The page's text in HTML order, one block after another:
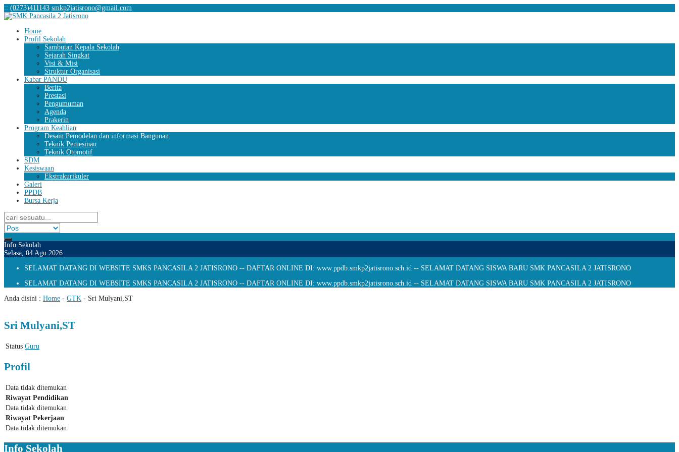
:: (0273)411143 smkp2jatisrono@gmail.com
Home
Profil Sekolah
Sambutan Kepala Sekolah
Sejarah Singkat
Visi & Misi
Struktur Organisasi
Kabar PANDU
Berita
Prestasi
Pengumuman
Agenda
Prakerin
Program Keahlian
Desain Pemodelan dan informasi Bangunan
Teknik Pemesinan
Teknik Otomotif
SDM
Kesiswaan
Ekstrakurikuler
Galeri
PPDB
Bursa Kerja
Info Sekolah
Selasa, 04 Agu 2026
SELAMAT DATANG DI WEBSITE SMKS PANCASILA 2 JATISRONO -- DAFTAR ONLINE DI: www.ppdb.smkp2jatisrono.sch.id -- SELAMAT DATANG SISWA BARU SMK PANCASILA 2 JATISRONO
SELAMAT DATANG DI WEBSITE SMKS PANCASILA 2 JATISRONO -- DAFTAR ONLINE DI: www.ppdb.smkp2jatisrono.sch.id -- SELAMAT DATANG SISWA BARU SMK PANCASILA 2 JATISRONO
Anda disini : Home - GTK - Sri Mulyani,ST
Sri Mulyani,ST
Status Guru
Profil
Data tidak ditemukan
Riwayat Pendidikan
Data tidak ditemukan
Riwayat Pekerjaan
Data tidak ditemukan
Info Sekolah